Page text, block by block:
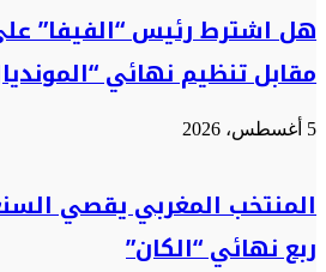
هل اشترط رئيس “الفيفا”
مقابل تنظيم نهائي
5 أغسطس، 2026
المنتخب المغربي يقصي
ربع نهائي “الكان”